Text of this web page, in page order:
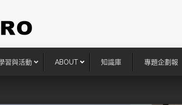
習與活動 ABOUT 知識庫 專題企劃報